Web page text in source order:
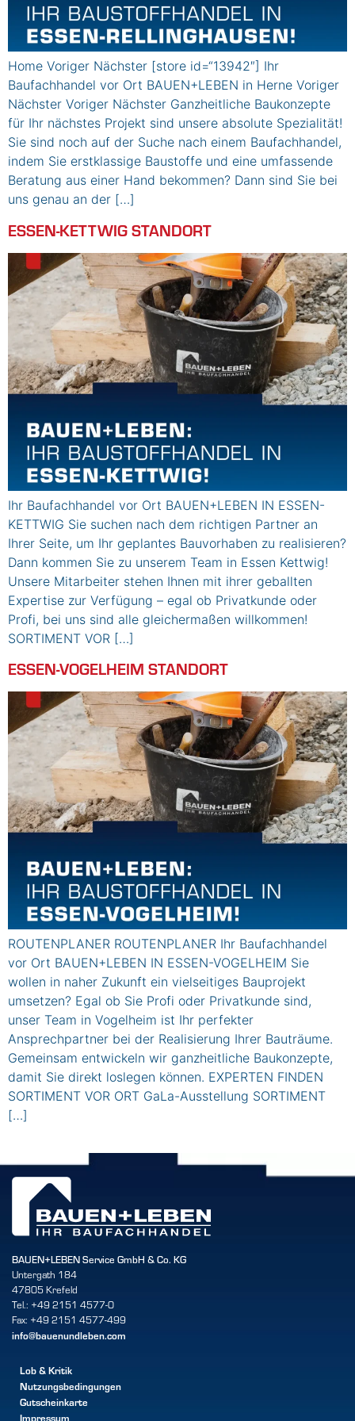
Home Voriger Nächster [store id=“13942″] Ihr
Baufachhandel vor Ort BAUEN+LEBEN in Herne Voriger
Nächster Voriger Nächster Ganzheitliche Baukonzepte
für Ihr nächstes Projekt sind unsere absolute Spezialität!
Sie sind noch auf der Suche nach einem Baufachhandel,
indem Sie erstklassige Baustoffe und eine umfassende
Beratung aus einer Hand bekommen? Dann sind Sie bei
uns genau an der […]
ESSEN-KETTWIG STANDORT
Ihr Baufachhandel vor Ort BAUEN+LEBEN IN ESSEN-
KETTWIG Sie suchen nach dem richtigen Partner an
Ihrer Seite, um Ihr geplantes Bauvorhaben zu realisieren?
Dann kommen Sie zu unserem Team in Essen Kettwig!
Unsere Mitarbeiter stehen Ihnen mit ihrer geballten
Expertise zur Verfügung – egal ob Privatkunde oder
Profi, bei uns sind alle gleichermaßen willkommen!
SORTIMENT VOR […]
ESSEN-VOGELHEIM STANDORT
ROUTENPLANER ROUTENPLANER Ihr Baufachhandel
vor Ort BAUEN+LEBEN IN ESSEN-VOGELHEIM Sie
wollen in naher Zukunft ein vielseitiges Bauprojekt
umsetzen? Egal ob Sie Profi oder Privatkunde sind,
unser Team in Vogelheim ist Ihr perfekter
Ansprechpartner bei der Realisierung Ihrer Bauträume.
Gemeinsam entwickeln wir ganzheitliche Baukonzepte,
damit Sie direkt loslegen können. EXPERTEN FINDEN
SORTIMENT VOR ORT GaLa-Ausstellung SORTIMENT
[…]
BAUEN+LEBEN Service GmbH & Co. KG
Untergath 184
47805 Krefeld
Tel.: +49 2151 4577-0
Fax: +49 2151 4577-499
info@bauenundleben.com
Lob & Kritik
Nutzungsbedingungen
Gutscheinkarte
Impressum